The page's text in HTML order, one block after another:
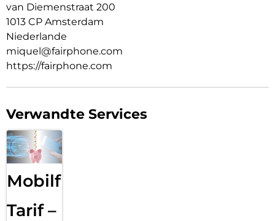
van Diemenstraat 200
1013 CP Amsterdam
Niederlande
miquel@fairphone.com
https://fairphone.com
Verwandte Services
Mobilfunk
Tarif –